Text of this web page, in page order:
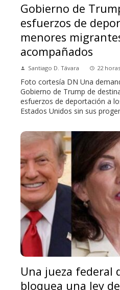
Gobierno de
esfuerzos de
menores
acompañados
Santiago D. Távara 22
Foto cortesía DN Una
Gobierno de Trump de
esfuerzos de deportación a
Estados Unidos sin sus
Una jueza federal
bloquea una ley